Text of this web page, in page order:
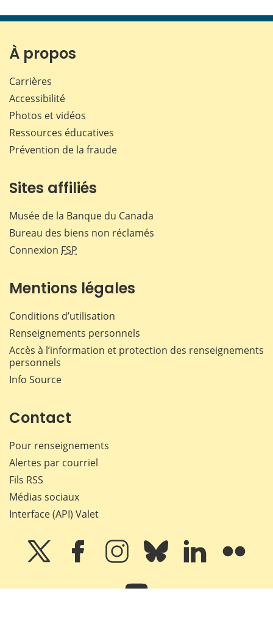
page page page page
À propos
Carrières
Accessibilité
Photos et vidéos
Ressources éducatives
Prévention de la fraude
Sites affiliés
Musée de la Banque du Canada
Bureau des biens non réclamés
Connexion FSP
Mentions légales
Conditions d’utilisation
Renseignements personnels
Accès à l’information et protection des renseignements
personnels
Info Source
Contact
Pour renseignements
Alertes par courriel
Fils RSS
Médias sociaux
Interface (API) Valet